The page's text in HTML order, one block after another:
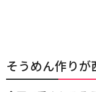
そうめん作り